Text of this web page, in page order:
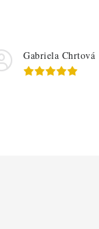
Gabriela Chrtová